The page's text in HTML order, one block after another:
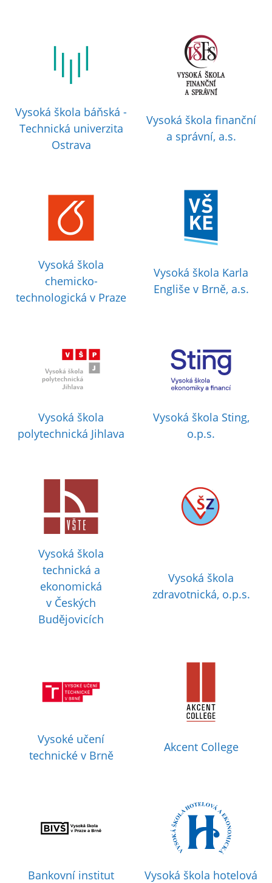
Vysoká škola báňská -
Technická univerzita
Ostrava
Vysoká škola finanční
a správní, a.s.
Vysoká škola
chemicko-
technologická v Praze
Vysoká škola Karla
Engliše v Brně, a.s.
Vysoká škola
polytechnická Jihlava
Vysoká škola Sting,
o.p.s.
Vysoká škola
technická a
ekonomická
v Českých
Budějovicích
Vysoká škola
zdravotnická, o.p.s.
Vysoké učení
technické v Brně
Akcent College
Bankovní institut
Vysoká škola hotelová